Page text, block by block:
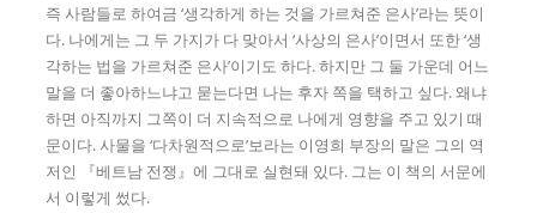
즉 사람들로 하여금 ‘생각하게 하는 것을 가르쳐준 은사’라는 뜻이
다. 나에게는 그 두 가지가 다 맞아서 ‘사상의 은사’이면서 또한 ‘생
각하는 법을 가르쳐준 은사’이기도 하다. 하지만 그 둘 가운데 어느
말을 더 좋아하느냐고 묻는다면 나는 후자 쪽을 택하고 싶다. 왜냐
하면 아직까지 그쪽이 더 지속적으로 나에게 영향을 주고 있기 때
문이다. 사물을 ‘다차원적으로’보라는 이영희 부장의 말은 그의 역
저인 『베트남 전쟁』에 그대로 실현돼 있다. 그는 이 책의 서문에
서 이렇게 썼다.